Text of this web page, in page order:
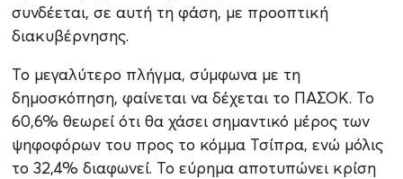
συνδέεται, σε αυτή τη φάση, με προοπτική
διακυβέρνησης.
Το μεγαλύτερο πλήγμα, σύμφωνα με τη
δημοσκόπηση, φαίνεται να δέχεται το ΠΑΣΟΚ. Το
60,6% θεωρεί ότι θα χάσει σημαντικό μέρος των
ψηφοφόρων του προς το κόμμα Τσίπρα, ενώ μόλις
το 32,4% διαφωνεί. Το εύρημα αποτυπώνει κρίση